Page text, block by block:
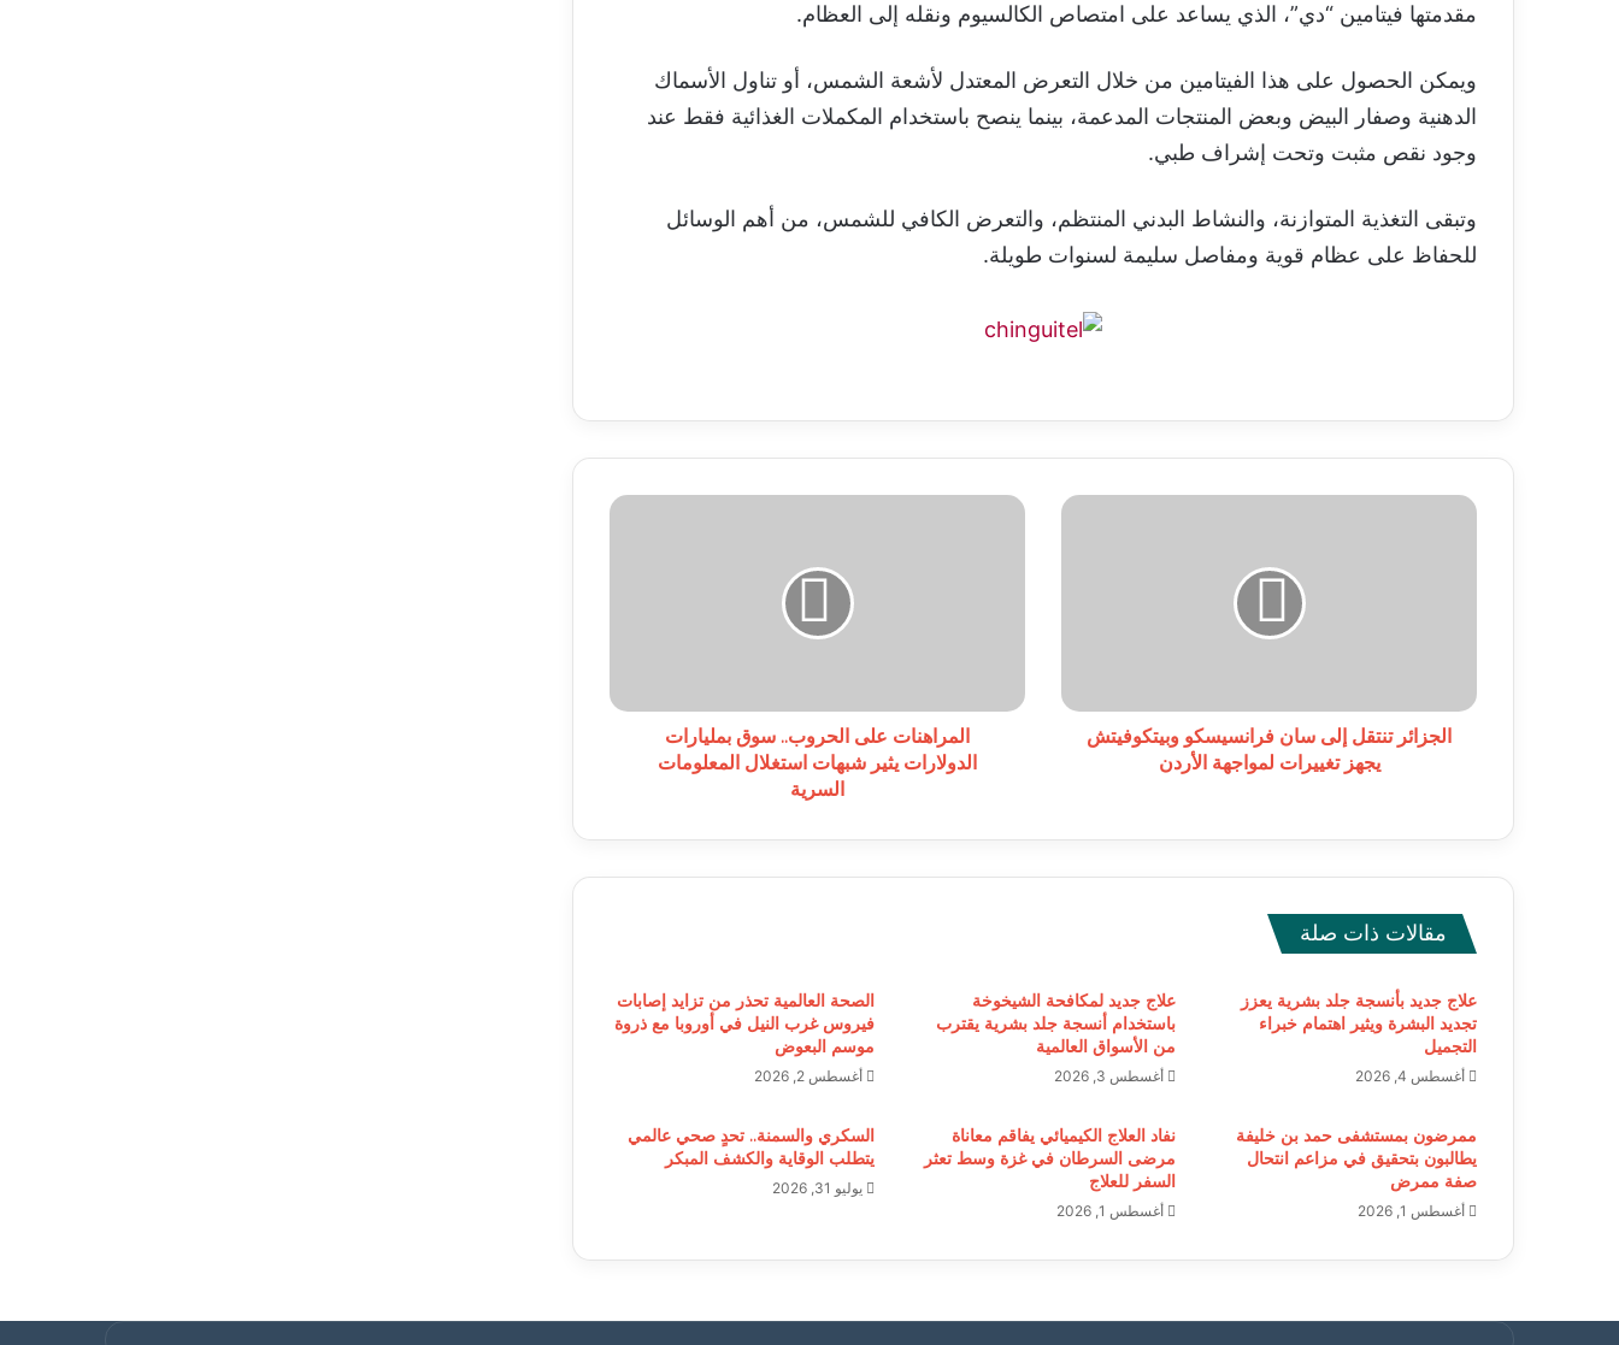
مقدمتها فيتامين “دي”، الذي يساعد على امتصاص الكالسيوم ونقله إلى العظام.
ويمكن الحصول على هذا الفيتامين من خلال التعرض المعتدل لأشعة الشمس، أو تناول الأسماك
الدهنية وصفار البيض وبعض المنتجات المدعمة، بينما ينصح باستخدام المكملات الغذائية فقط عند
وجود نقص مثبت وتحت إشراف طبي.
وتبقى التغذية المتوازنة، والنشاط البدني المنتظم، والتعرض الكافي للشمس، من أهم الوسائل
للحفاظ على عظام قوية ومفاصل سليمة لسنوات طويلة.
الجزائر
لمواجهة
الأردنالجزائر تنتقل إلى سان فرانسيسكو وبيتكوفيتش
يجهز تغييرات لمواجهة الأردن
المراهنات
استغلال
المعلوماتالمراهنات على الحروب.. سوق بمليارات
الدولارات يثير شبهات استغلال المعلومات
السرية
مقالات ذات صلة
علاج جديد بأنسجة جلد بشرية يعزز
تجديد البشرة ويثير اهتمام خبراء
التجميل
أغسطس 4, 2026
علاج جديد لمكافحة الشيخوخة
باستخدام أنسجة جلد بشرية يقترب
من الأسواق العالمية
أغسطس 3, 2026
الصحة العالمية تحذر من تزايد إصابات
فيروس غرب النيل في أوروبا مع ذروة
موسم البعوض
أغسطس 2, 2026
ممرضون بمستشفى حمد بن خليفة
يطالبون بتحقيق في مزاعم انتحال
صفة ممرض
أغسطس 1, 2026
نفاد العلاج الكيميائي يفاقم معاناة
مرضى السرطان في غزة وسط تعثر
السفر للعلاج
أغسطس 1, 2026
السكري والسمنة.. تحدٍ صحي عالمي
يتطلب الوقاية والكشف المبكر
يوليو 31, 2026